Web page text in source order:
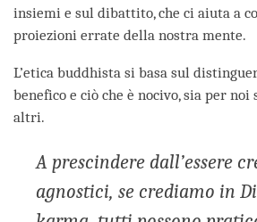
insiemi e sul dibattito, che ci aiuta a
proiezioni errate della nostra mente.
L’etica buddhista si basa sul
benefico e ciò che è nocivo, sia per
altri.
A prescindere dall’essere
agnostici, se crediamo in